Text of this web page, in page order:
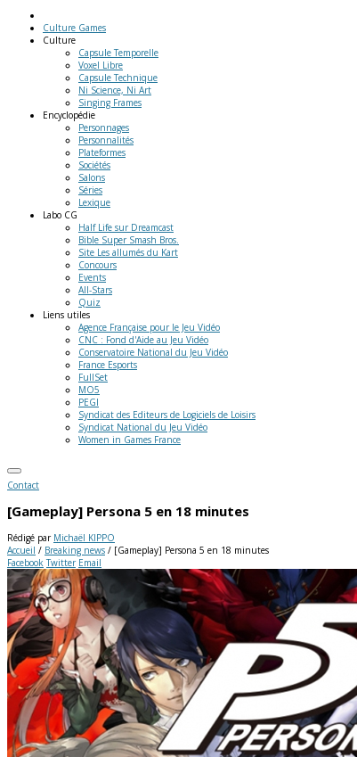
Culture Games
Culture
Capsule Temporelle
Voxel Libre
Capsule Technique
Ni Science, Ni Art
Singing Frames
Encyclopédie
Personnages
Personnalités
Plateformes
Sociétés
Salons
Séries
Lexique
Labo CG
Half Life sur Dreamcast
Bible Super Smash Bros.
Site Les allumés du Kart
Concours
Events
All-Stars
Quiz
Liens utiles
Agence Française pour le Jeu Vidéo
CNC : Fond d'Aide au Jeu Vidéo
Conservatoire National du Jeu Vidéo
France Esports
FullSet
MO5
PEGI
Syndicat des Editeurs de Logiciels de Loisirs
Syndicat National du Jeu Vidéo
Women in Games France
Contact
[Gameplay] Persona 5 en 18 minutes
Rédigé par Michaël KIPPO
Accueil / Breaking news / [Gameplay] Persona 5 en 18 minutes
Facebook Twitter Email